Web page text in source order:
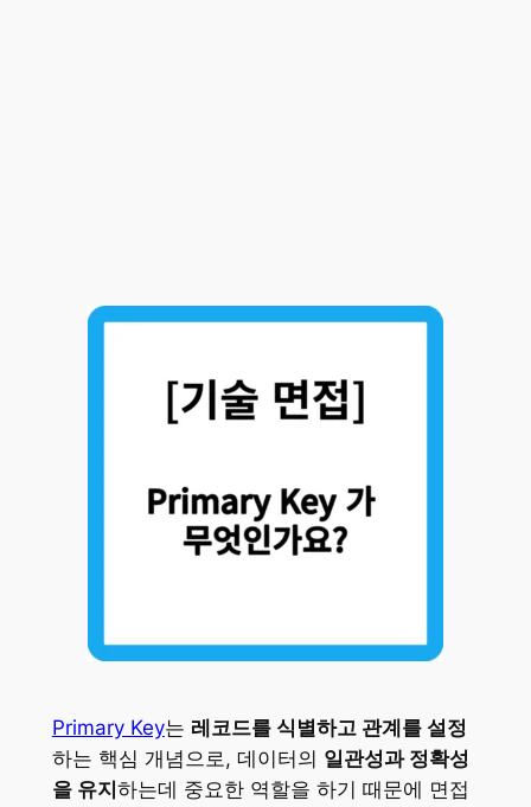
Primary Key는 레코드를 식별하고 관계를 설정
하는 핵심 개념으로, 데이터의 일관성과 정확성
을 유지 하는데 중요한 역할을 하기 때문에 면접